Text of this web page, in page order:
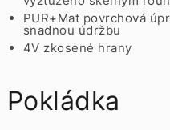
PUR+Mat povrchová
snadnou údržbu
4V zkosené hrany
Pokládka